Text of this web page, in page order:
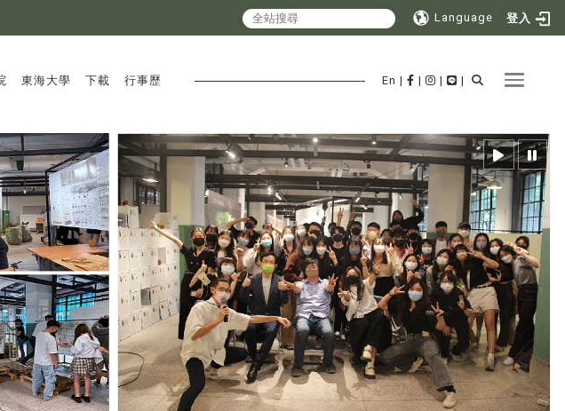
Language 登入
Toggle
東海大學 下載 行事歷 En | | | |